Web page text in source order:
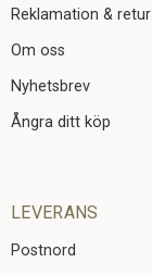
Reklamation & retur
Om oss
Nyhetsbrev
Ångra ditt köp
LEVERANS
Postnord